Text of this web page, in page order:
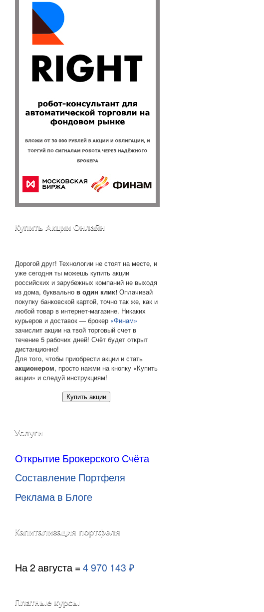
Купить Акции Онлайн
Дорогой друг! Технологии не стоят на месте, и
уже сегодня ты можешь купить акции
российских и зарубежных компаний не выходя
из дома, буквально в один клик! Оплачивай
покупку банковской картой, точно так же, как и
любой товар в интернет-магазине. Никаких
курьеров и доставок — брокер «Финам»
зачислит акции на твой торговый счет в
течение 5 рабочих дней! Счёт будет открыт
дистанционно!
Для того, чтобы приобрести акции и стать
акционером, просто нажми на кнопку «Купить
акции» и следуй инструкциям!
Купить акции
Услуги
Открытие Брокерского Счёта
Составление Портфеля
Реклама в Блоге
Капитализация портфеля
На 2 августа = 4 970 143 ₽
Платные курсы